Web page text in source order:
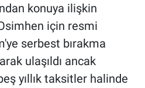
konuya ilişkin
için resmi
serbest bırakma
ulaşıldı ancak
yıllık taksitler halinde